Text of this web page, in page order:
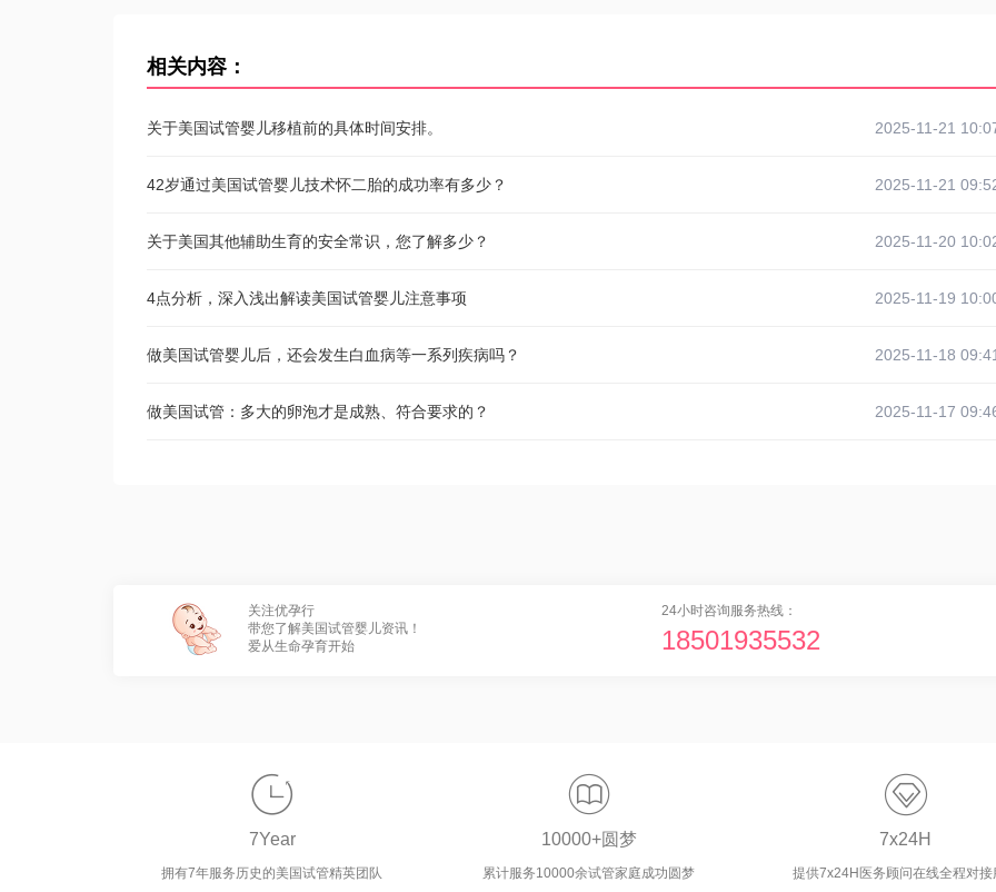
相关内容：
关于美国试管婴儿移植前的具体时间安排。 2025-11-21
42岁通过美国试管婴儿技术怀二胎的成功率有多少？ 2025-11-21
关于美国其他辅助生育的安全常识，您了解多少？ 2025-11-20
4点分析，深入浅出解读美国试管婴儿注意事项 2025-11-19
做美国试管婴儿后，还会发生白血病等一系列疾病吗？ 2025-11-18
做美国试管：多大的卵泡才是成熟、符合要求的？ 2025-11-17
关注优孕行
带您了解美国试管婴儿资讯！
爱从生命孕育开始
24小时咨询服务热线：
18501935532

7Year
拥有7年服务历史的美国试管精英团队

10000+圆梦
累计服务10000余试管家庭成功圆梦

7x24H
提供7x24H医务顾问在线全程对接